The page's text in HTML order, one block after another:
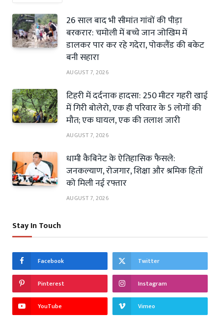
26 साल बाद भी सीमांत गांवों की पीड़ा
बरकरार: चमोली में बच्चे जान जोखिम में
डालकर पार कर रहे गदेरा, पोकलैंड की बकेट
बनी सहारा
AUGUST 7, 2026
टिहरी में दर्दनाक हादसा: 250 मीटर गहरी खाई
में गिरी बोलेरो, एक ही परिवार के 5 लोगों की
मौत; एक घायल, एक की तलाश जारी
AUGUST 7, 2026
धामी कैबिनेट के ऐतिहासिक फैसले:
जनकल्याण, रोजगार, शिक्षा और श्रमिक हितों
को मिली नई रफ्तार
AUGUST 7, 2026
Stay In Touch
Facebook Twitter
Pinterest Instagram
YouTube Vimeo